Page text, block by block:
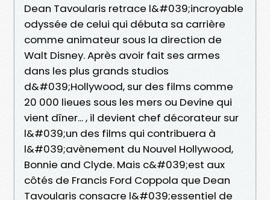
Dean Tavoularis retrace l&#039;incroyable
odyssée de celui qui débuta sa carrière
comme animateur sous la direction de
Walt Disney. Après avoir fait ses armes
dans les plus grands studios
d&#039;Hollywood, sur des films comme
20 000 lieues sous les mers ou Devine qui
vient dîner... , il devient chef décorateur sur
l&#039;un des films qui contribuera à
l&#039;avènement du Nouvel Hollywood,
Bonnie and Clyde. Mais c&#039;est aux
côtés de Francis Ford Coppola que Dean
Tavoularis consacre l&#039;essentiel de